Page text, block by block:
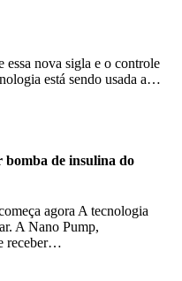
essa nova sigla e o controle
está sendo usada a…
de insulina do
agora A tecnologia
A Nano Pump,
receber…